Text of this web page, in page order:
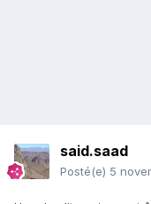
said.saad
Posté(e) 5